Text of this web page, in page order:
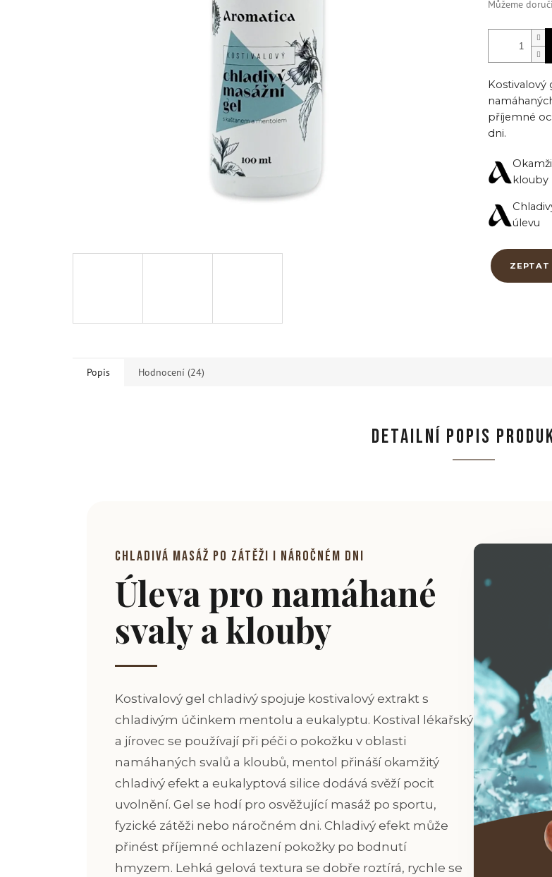
Můžeme
Kostivalový
příjemné
dni.
klouby
úlevu
ZEPTAT
Popis Hodnocení (24)
DETAILNÍ POPIS
Chladivá masáž po zátěži i náročném dni
Úleva pro namáhané
svaly a klouby
Kostivalový gel chladivý spojuje kostivalový extrakt s
chladivým účinkem mentolu a eukalyptu. Kostival lékařský
a jírovec se používají při péči o pokožku v oblasti
namáhaných svalů a kloubů, mentol přináší okamžitý
chladivý efekt a eukalyptová silice dodává svěží pocit
uvolnění. Gel se hodí pro osvěžující masáž po sportu,
fyzické zátěži nebo náročném dni. Chladivý efekt může
přinést příjemné ochlazení pokožky po bodnutí
hmyzem. Lehká gelová textura se dobře roztírá, rychle se